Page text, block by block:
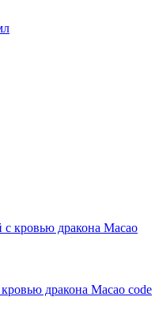
дракона Macao code